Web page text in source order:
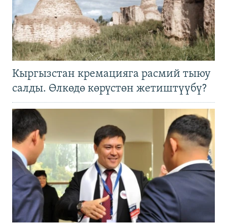
Кыргызстан кремацияга расмий тыюу
салды. Өлкөдө көрүстөн жетиштүүбү?